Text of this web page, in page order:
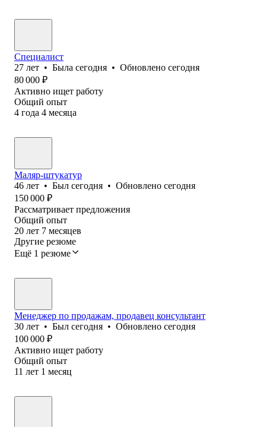
Специалист
27 лет • Была сегодня • Обновлено сегодня
80 000 ₽
Активно ищет работу
Общий опыт
4 года 4 месяца
Маляр-штукатур
46 лет • Был сегодня • Обновлено сегодня
150 000 ₽
Рассматривает предложения
Общий опыт
20 лет 7 месяцев
Другие резюме
Ещё 1 резюме
Менеджер по продажам, продавец консультант
30 лет • Был сегодня • Обновлено сегодня
100 000 ₽
Активно ищет работу
Общий опыт
11 лет 1 месяц